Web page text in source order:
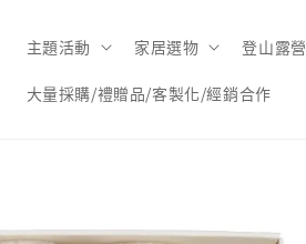
主題活動 家居選物 登山露營
大量採購/禮贈品/客製化/經銷合作